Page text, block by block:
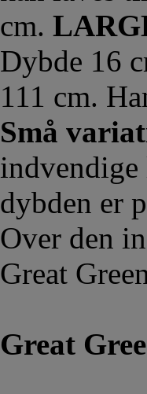
cm.
Dybde 16
111 cm.
Små
indvendige
dybden er
Over den
Great
Great